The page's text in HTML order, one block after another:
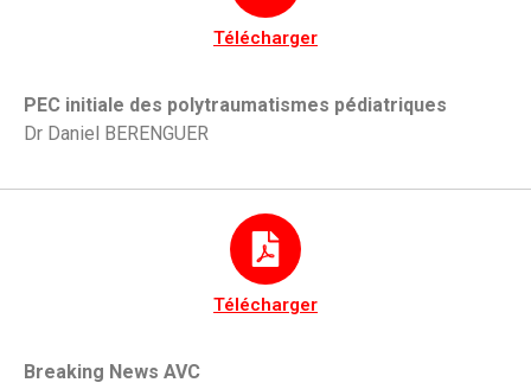
Télécharger
PEC initiale des polytraumatismes pédiatriques
Dr Daniel BERENGUER
Télécharger
Breaking News AVC